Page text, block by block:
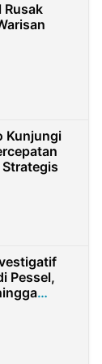
Rusak
Kunjungi
Pessel,